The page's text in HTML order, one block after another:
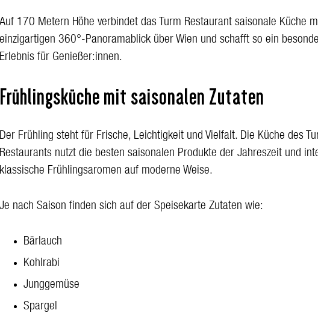
Auf 170 Metern Höhe verbindet das Turm Restaurant saisonale Küche
einzigartigen 360°-Panoramablick über Wien und schafft so ein
Erlebnis für Genießer:innen.
Frühlingsküche mit saisonalen Zutaten
Der Frühling steht für Frische, Leichtigkeit und Vielfalt. Die Küche des
Restaurants nutzt die besten saisonalen Produkte der Jahreszeit und
klassische Frühlingsaromen auf moderne Weise.
Je nach Saison finden sich auf der Speisekarte Zutaten wie:
Bärlauch
Kohlrabi
Junggemüse
Spargel